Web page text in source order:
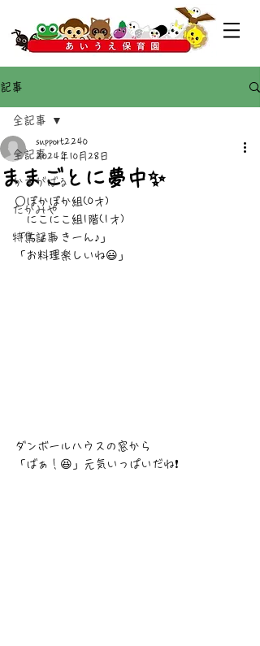
記事
全記事
かすがばる
たかみや
特集記事
全記事
ままごとに夢中✨
support2240
2024年10月28日
○ぽかぽか組(0才)
にこにこ組1階(1才)
「ちょっきーん♪」
「お料理楽しいね😃」
ダンボールハウスの窓から
「ばぁ！😆」元気いっぱいだね❗